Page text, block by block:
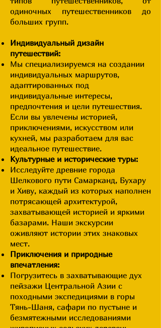
одиночных путешественников до
больших групп.
Индивидуальный дизайн
путешествий:
Мы специализируемся на создании
индивидуальных маршрутов,
адаптированных под
индивидуальные интересы,
предпочтения и цели путешествия.
Если вы увлечены историей,
приключениями, искусством или
кухней, мы разработаем для вас
идеальное путешествие.
Культурные и исторические туры:
Исследуйте древние города
Шелкового пути Самарканд, Бухару
и Хиву, каждый из которых наполнен
потрясающей архитектурой,
захватывающей историей и яркими
базарами. Наши экскурсии
оживляют истории этих знаковых
мест.
Приключения и природные
впечатления:
Погрузитесь в захватывающие дух
пейзажи Центральной Азии с
походными экспедициями в горы
Тянь-Шаня, сафари по пустыне и
безмятежными исследованиями